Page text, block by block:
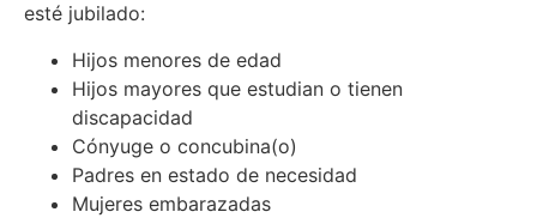
esté jubilado:
Hijos menores de edad
Hijos mayores que estudian o tienen
discapacidad
Cónyuge o concubina(o)
Padres en estado de necesidad
Mujeres embarazadas